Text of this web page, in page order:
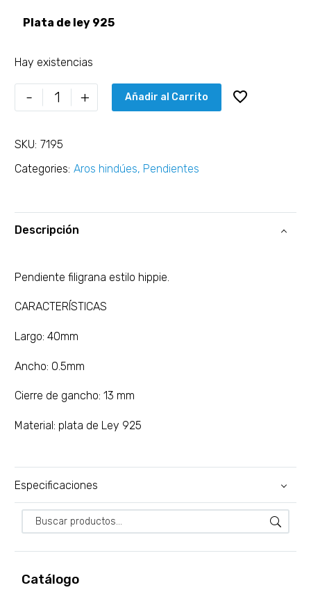
Catálogo
Plata de ley 925
Hay existencias
- + Añadir al Carrito
SKU: 7195
Categories: Aros hindúes, Pendientes
Descripción
Pendiente filigrana estilo hippie.
CARACTERÍSTICAS
Largo: 40mm
Ancho: 0.5mm
Cierre de gancho: 13 mm
Material: plata de Ley 925
Especificaciones